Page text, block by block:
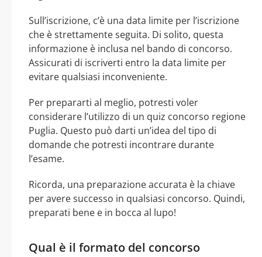
Sull’iscrizione, c’è una data limite per l’iscrizione
che è strettamente seguita. Di solito, questa
informazione è inclusa nel bando di concorso.
Assicurati di iscriverti entro la data limite per
evitare qualsiasi inconveniente.
Per prepararti al meglio, potresti voler
considerare l’utilizzo di un quiz concorso regione
Puglia. Questo può darti un’idea del tipo di
domande che potresti incontrare durante
l’esame.
Ricorda, una preparazione accurata è la chiave
per avere successo in qualsiasi concorso. Quindi,
preparati bene e in bocca al lupo!
Qual è il formato del concorso